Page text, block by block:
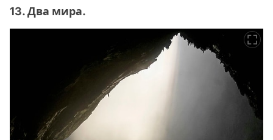
13. Два мира.